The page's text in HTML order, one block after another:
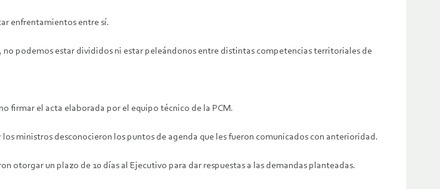
enfrentamientos entre sí.
no podemos estar divididos ni estar peleándonos entre distintas competencias territoriales de
firmar el acta elaborada por el equipo técnico de la PCM.
ministros desconocieron los puntos de agenda que les fueron comunicados con anterioridad.
otorgar un plazo de 10 días al Ejecutivo para dar respuestas a las demandas planteadas.